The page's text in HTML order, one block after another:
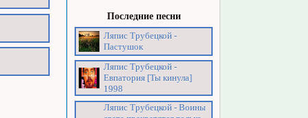
Последние песни
Ляпис Трубецкой -
Пастушок
Ляпис Трубецкой -
Евпатория [Ты кинула]
1998
Ляпис Трубецкой - Воины